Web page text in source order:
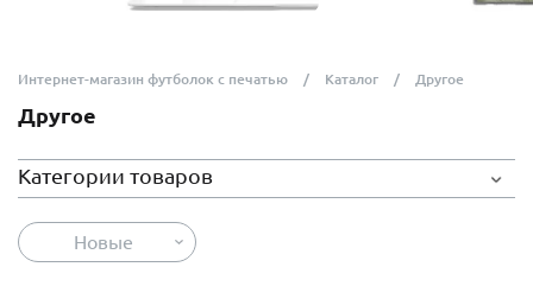
Интернет-магазин футболок с печатью Каталог Другое
Другое
Категории товаров
Новые